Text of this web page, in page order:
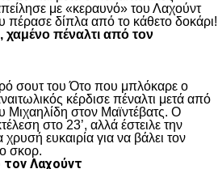
με «κεραυνό» του Λαχούντ
πέρασε δίπλα από το κάθετο δοκάρι!
χαμένο πέναλτι από τον
σουτ του Ότο που μπλόκαρε ο
κέρδισε πέναλτι μετά από
Μιχαηλίδη στον Μαϊντέβατς. Ο
στο 23’, αλλά έστειλε την
ευκαιρία για να βάλει τον
σκορ.
τον Λαχούντ